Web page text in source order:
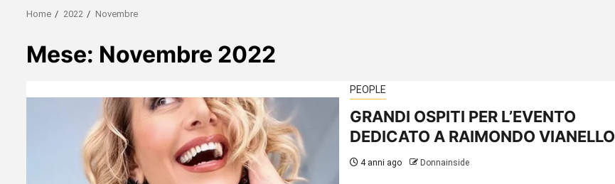
Home 2022 Novembre
Mese: Novembre 2022
PEOPLE
GRANDI OSPITI PER L’EVENTO
DEDICATO A RAIMONDO VIANELLO
4 anni ago Donnainside